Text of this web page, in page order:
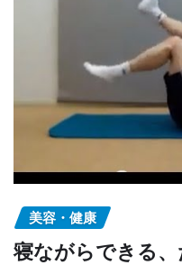
美容・健康
寝ながらできる